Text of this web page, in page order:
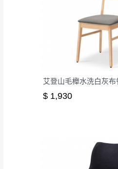
艾登山毛櫸水洗白灰布
$ 1,930